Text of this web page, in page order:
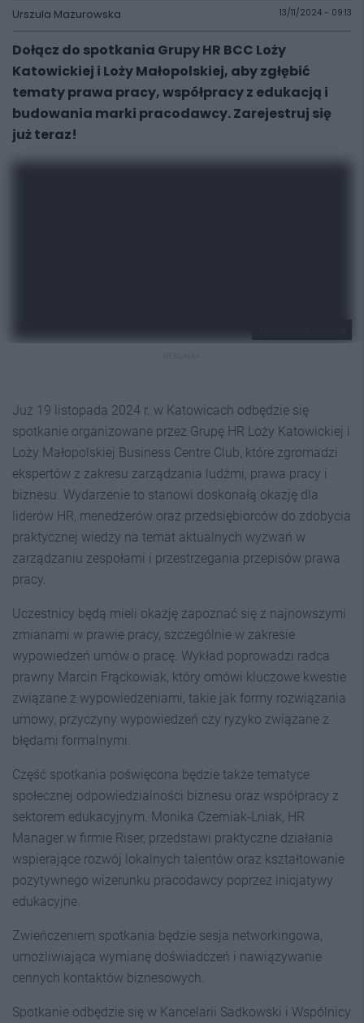
Urszula Mazurowska 13/11/2024 - 09:13
Dołącz do spotkania Grupy HR BCC Loży
Katowickiej i Loży Małopolskiej, aby zgłębić
tematy prawa pracy, współpracy z edukacją i
budowania marki pracodawcy. Zarejestruj się
już teraz!
Już 19 listopada 2024 r. w Katowicach odbędzie się
spotkanie organizowane przez Grupę HR Loży Katowickiej i
Loży Małopolskiej Business Centre Club, które zgromadzi
ekspertów z zakresu zarządzania ludźmi, prawa pracy i
biznesu. Wydarzenie to stanowi doskonałą okazję dla
liderów HR, menedżerów oraz przedsiębiorców do zdobycia
praktycznej wiedzy na temat aktualnych wyzwań w
zarządzaniu zespołami i przestrzegania przepisów prawa
pracy.
Uczestnicy będą mieli okazję zapoznać się z najnowszymi
zmianami w prawie pracy, szczególnie w zakresie
wypowiedzeń umów o pracę. Wykład poprowadzi radca
prawny Marcin Frąckowiak, który omówi kluczowe kwestie
związane z wypowiedzeniami, takie jak formy rozwiązania
umowy, przyczyny wypowiedzeń czy ryzyko związane z
błędami formalnymi.
Część spotkania poświęcona będzie także tematyce
społecznej odpowiedzialności biznesu oraz współpracy z
sektorem edukacyjnym. Monika Czerniak-Lniak, HR
Manager w firmie Riser, przedstawi praktyczne działania
wspierające rozwój lokalnych talentów oraz kształtowanie
pozytywnego wizerunku pracodawcy poprzez inicjatywy
edukacyjne.
Zwieńczeniem spotkania będzie sesja networkingowa,
umożliwiająca wymianę doświadczeń i nawiązywanie
cennych kontaktów biznesowych.
Spotkanie odbędzie się w Kancelarii Sadkowski i Wspólnicy